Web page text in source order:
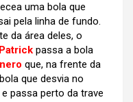
uma bola que
pela linha de fundo.
da área deles, o
passa a bola
que, na frente da
que desvia no
e passa perto da trave